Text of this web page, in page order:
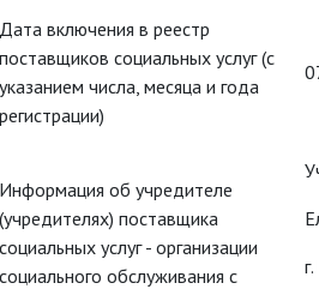
Дата включения в реестр
поставщиков социальных услуг (с
указанием числа, месяца и года
регистрации)
Информация об учредителе
(учредителях) поставщика
социальных услуг - организации
социального обслуживания с